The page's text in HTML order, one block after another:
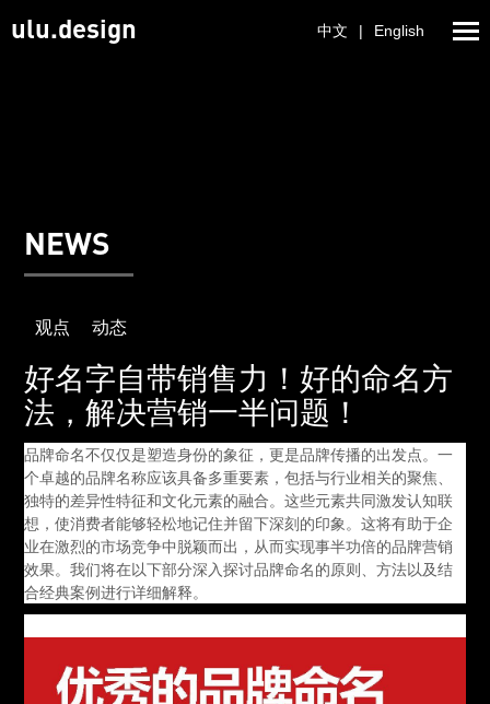
ulu.design 中文 | English
NEWS
观点 动态
好名字自带销售力！好的命名方
法，解决营销一半问题！
品牌命名不仅仅是塑造身份的象征，更是品牌传播的出发点。一
个卓越的品牌名称应该具备多重要素，包括与行业相关的聚焦、
独特的差异性特征和文化元素的融合。这些元素共同激发认知联
想，使消费者能够轻松地记住并留下深刻的印象。这将有助于企
业在激烈的市场竞争中脱颖而出，从而实现事半功倍的品牌营销
效果。我们将在以下部分深入探讨品牌命名的原则、方法以及结
合经典案例进行详细解释。